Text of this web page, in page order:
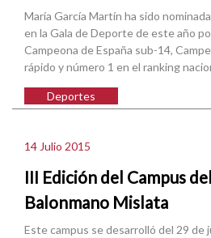
María García Martín ha sido
en la Gala de Deporte de este año
Campeona de España sub-14,
rápido y número 1 en el ranking
Deportes
14 Julio 2015
III Edición del Campus
Balonmano Mislata
Este campus se desarrolló del 29 de